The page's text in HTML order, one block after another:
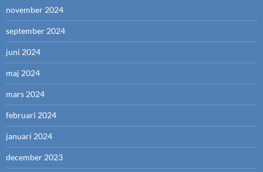
november 2024
september 2024
juni 2024
maj 2024
mars 2024
februari 2024
januari 2024
december 2023